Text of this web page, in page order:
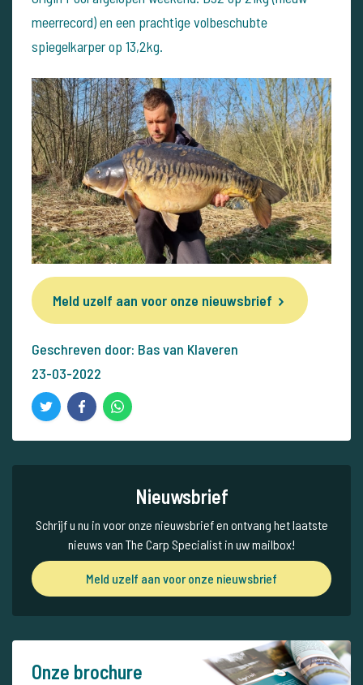
meerrecord) en een prachtige volbeschubte
spiegelkarper op 13,2kg.
Meld uzelf aan voor onze nieuwsbrief
Geschreven door: Bas van Klaveren
23-03-2022
Nieuwsbrief
Schrijf u nu in voor onze nieuwsbrief en ontvang het laatste
nieuws van The Carp Specialist in uw mailbox!
Meld uzelf aan voor onze nieuwsbrief
Onze brochure